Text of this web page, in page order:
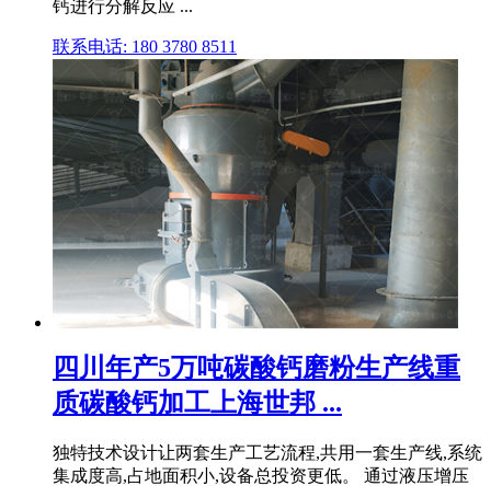
钙进行分解反应 ...
联系电话: 180 3780 8511
四川年产5万吨碳酸钙磨粉生产线重
质碳酸钙加工上海世邦 ...
独特技术设计让两套生产工艺流程,共用一套生产线,系统
集成度高,占地面积小,设备总投资更低。 通过液压增压